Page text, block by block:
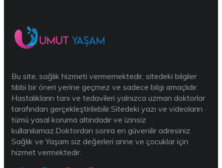
Bu site, sağlık hizmeti vermemektedir, sitedeki bilgiler
tıbbi bir öneri yerine geçmez ve sadece bilgi amaçlıdır.
Hastalıkların tanı ve tedavileri yalnızca uzman doktorlar
tarafından gerçekleştirilebilir.Sitedeki yazı ve videoların
tümü yasal koruma altındadır ve izinsiz
kullanılamaz.Doktordan sonra en güvenilir adresiniz
Sağlık ve Yaşam siz değerleri anne ve çocuklar için
hizmet vermektedir.